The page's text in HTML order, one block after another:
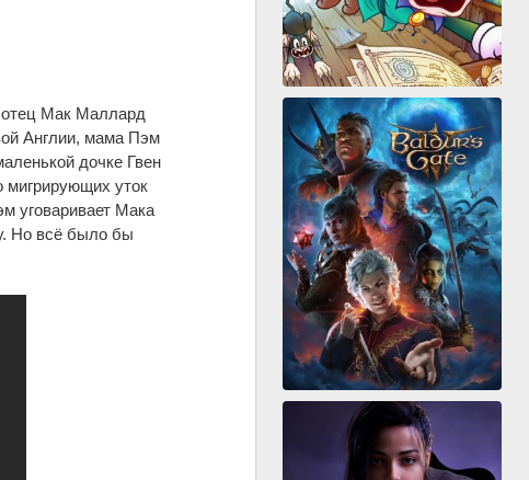
отец Мак Маллард
Англии, мама Пэм
дочке Гвен
мигрирующих уток
уговаривает Мака
Но всё было бы